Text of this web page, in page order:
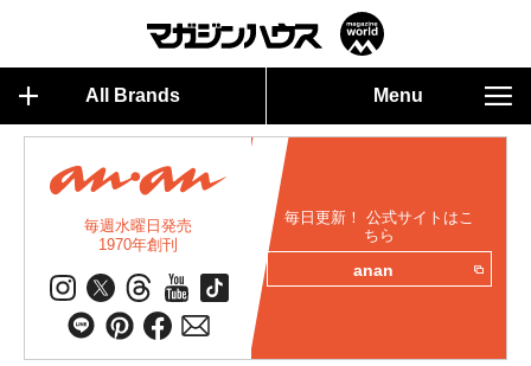
All Brands Menu
毎週水曜日発売
1970年創刊
毎日更新！ 公式サイトはこ
ちら
anan